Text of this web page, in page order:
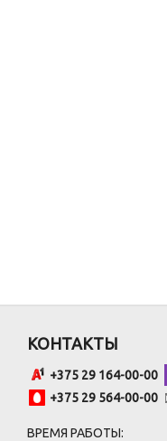
КОНТАКТЫ
+375 29 164-00-00
+375 29 564-00-00
ВРЕМЯ РАБОТЫ: